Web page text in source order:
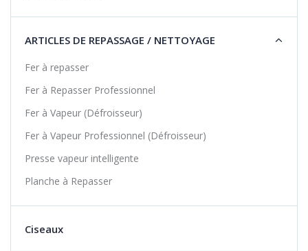
ARTICLES DE REPASSAGE / NETTOYAGE
Fer à repasser
Fer à Repasser Professionnel
Fer à Vapeur (Défroisseur)
Fer à Vapeur Professionnel (Défroisseur)
Presse vapeur intelligente
Planche à Repasser
Ciseaux